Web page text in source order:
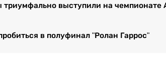
триумфально выступили на чемпионате
в полуфинал "Ролан Гаррос"